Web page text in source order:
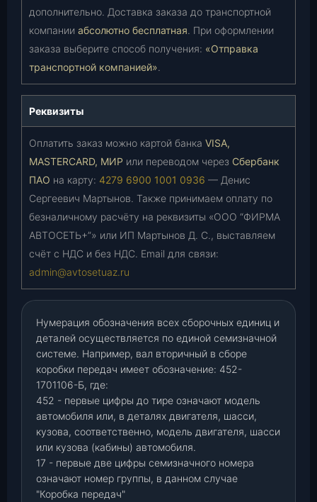
дополнительно. Доставка заказа до транспортной
компании абсолютно бесплатная. При оформлении
заказа выберите способ получения: «Отправка
транспортной компанией».
Реквизиты
Оплатить заказ можно картой банка VISA,
MASTERCARD, МИР или переводом через Сбербанк
ПАО на карту: 4279 6900 1001 0936 — Денис
Сергеевич Мартынов. Также принимаем оплату по
безналичному расчёту на реквизиты «ООО “ФИРМА
АВТОСЕТЬ+”» или ИП Мартынов Д. С., выставляем
счёт с НДС и без НДС. Email для связи:
admin@avtosetuaz.ru
Нумерация обозначения всех сборочных единиц и
деталей осуществляется по единой семизначной
системе. Например, вал вторичный в сборе
коробки передач имеет обозначение: 452-
1701106-Б, где:
452 - первые цифры до тире означают модель
автомобиля или, в деталях двигателя, шасси,
кузова, соответственно, модель двигателя, шасси
или кузова (кабины) автомобиля.
17 - первые две цифры семизначного номера
означают номер группы, в данном случае
"Коробка передач"